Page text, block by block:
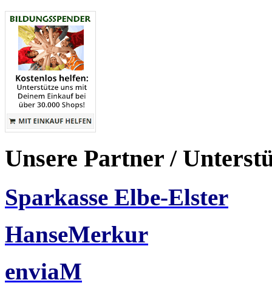
Unsere Partner /
Sparkasse Elbe-Elster
HanseMerkur
enviaM